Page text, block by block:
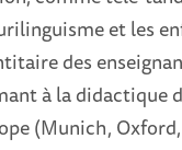
et les
des
à la didactique
(Munich, Oxford,